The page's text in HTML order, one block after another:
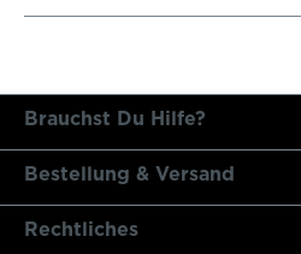
Brauchst Du Hilfe?
Bestellung & Versand
Rechtliches